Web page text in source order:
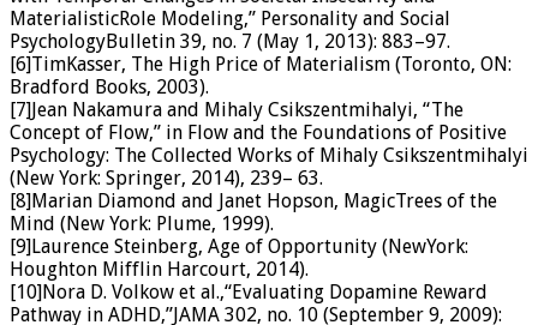
MaterialisticRole Modeling,” Personality and Social
PsychologyBulletin 39, no. 7 (May 1, 2013): 883–97.
[6]TimKasser, The High Price of Materialism (Toronto, ON:
Bradford Books, 2003).
[7]Jean Nakamura and Mihaly Csikszentmihalyi, “The
Concept of Flow,” in Flow and the Foundations of Positive
Psychology: The Collected Works of Mihaly Csikszentmihalyi
(New York: Springer, 2014), 239– 63.
[8]Marian Diamond and Janet Hopson, MagicTrees of the
Mind (New York: Plume, 1999).
[9]Laurence Steinberg, Age of Opportunity (NewYork:
Houghton Mifflin Harcourt, 2014).
[10]Nora D. Volkow et al.,“Evaluating Dopamine Reward
Pathway in ADHD,”JAMA 302, no. 10 (September 9, 2009):